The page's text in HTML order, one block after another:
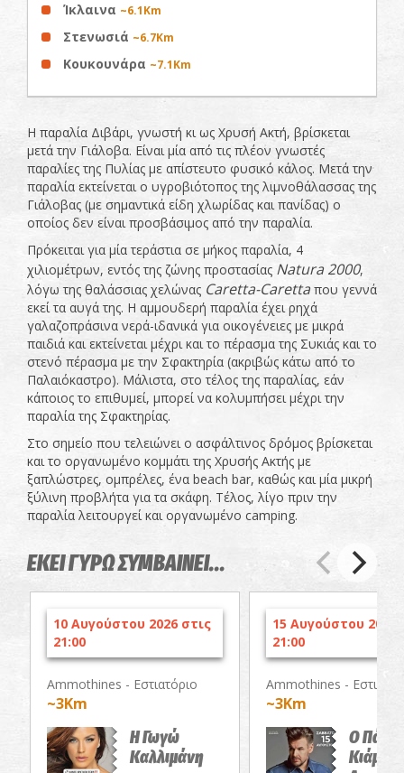
Ίκλαινα ~6.1Km
Στενωσιά ~6.7Km
Κουκουνάρα ~7.1Km
Η παραλία Διβάρι, γνωστή κι ως Χρυσή Ακτή, βρίσκεται
μετά την Γιάλοβα. Είναι μία από τις πλέον γνωστές
παραλίες της Πυλίας με απίστευτο φυσικό κάλος. Μετά την
παραλία εκτείνεται ο υγροβιότοπος της λιμνοθάλασσας της
Γιάλοβας (με σημαντικά είδη χλωρίδας και πανίδας) ο
οποίος δεν είναι προσβάσιμος από την παραλία.
Πρόκειται για μία τεράστια σε μήκος παραλία, 4
χιλιομέτρων, εντός της ζώνης προστασίας Natura2000,
λόγω της θαλάσσιας χελώνας Caretta-Carettaπου γεννά
εκεί τα αυγά της. Η αμμουδερή παραλία έχει ρηχά
γαλαζοπράσινα νερά-ιδανικά για οικογένειες με μικρά
παιδιά και εκτείνεται μέχρι και το πέρασμα της Συκιάς και το
στενό πέρασμα με την Σφακτηρία (ακριβώς κάτω από το
Παλαιόκαστρο). Μάλιστα, στο τέλος της παραλίας, εάν
κάποιος το επιθυμεί, μπορεί να κολυμπήσει μέχρι την
παραλία της Σφακτηρίας.
Στο σημείο που τελειώνει ο ασφάλτινος δρόμος βρίσκεται
και το οργανωμένο κομμάτι της Χρυσής Ακτής με
ξαπλώστρες, ομπρέλες, ένα beach bar, καθώς και μία μικρή
ξύλινη προβλήτα για τα σκάφη. Τέλος, λίγο πριν την
παραλία λειτουργεί και οργανωμένο camping.
ΕΚΕΙ ΓΥΡΩ ΣΥΜΒΑΙΝΕΙ...
10 Αυγούστου 2026 στις
21:00
Ammothines - Εστιατόριο
~3Km
Η Γωγώ
Καλλιμάνη
15 Αυγούστου 2026
21:00
Ammothines -
~3Km
Ο
Κιάμος